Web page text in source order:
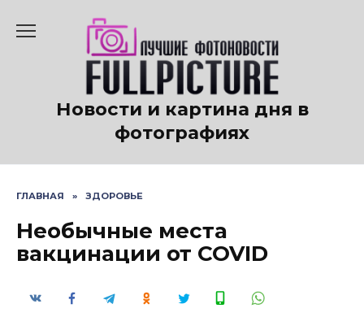
содержанию
Новости и картина дня в
фотографиях
ГЛАВНАЯ » ЗДОРОВЬЕ
Необычные места
вакцинации от COVID